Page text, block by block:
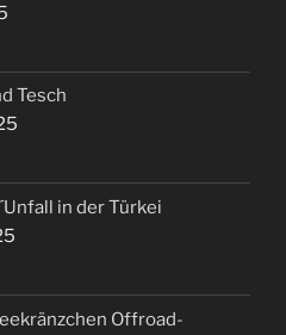
Tesch
in der Türkei
Offroad-